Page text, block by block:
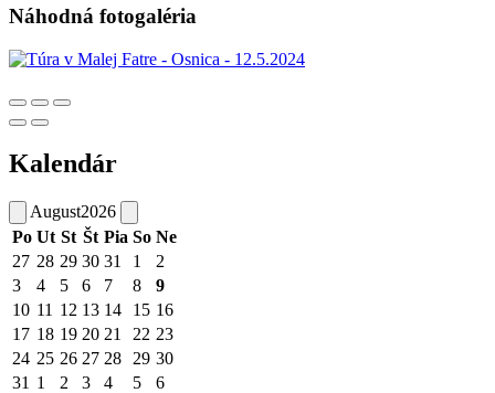
Náhodná fotogaléria
Kalendár
August2026
Po Ut St Št Pia So Ne
27 28 29 30 31 1
2
3
4 5 6 7 8
9
10 11 12 13 14 15 16
17 18 19 20 21 22 23
24 25 26 27 28 29 30
31 1 2 3 4 5 6